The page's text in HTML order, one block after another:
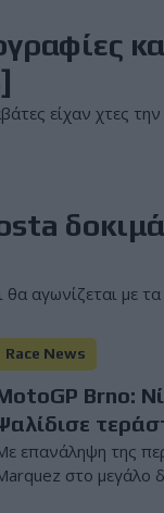
είχαν χτες
αγωνίζεται με
Race News
Brno:
επανάληψη της
στο μεγάλο